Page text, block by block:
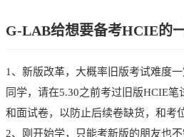
G-LAB给想要备考HCIE的
1、新版改革，大概率旧版考试难度
同学，请在5.30之前考过旧版HCIE
和面试卷，以防止后续卷缺货，和考
2、刚开始学，只能考新版的朋友也